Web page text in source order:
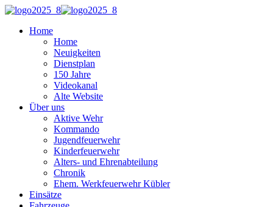
Home
Home
Neuigkeiten
Dienstplan
150 Jahre
Videokanal
Alte Website
Über uns
Aktive Wehr
Kommando
Jugendfeuerwehr
Kinderfeuerwehr
Alters- und Ehrenabteilung
Chronik
Ehem. Werkfeuerwehr Kübler
Einsätze